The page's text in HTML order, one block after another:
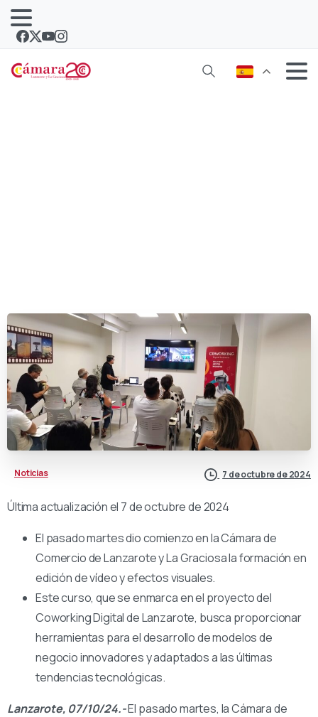
Noticias 7 de octubre de 2024
Última actualización el 7 de octubre de 2024
El pasado martes dio comienzo en la Cámara de
Comercio de Lanzarote y La Graciosa la formación en
edición de vídeo y efectos visuales.
Este curso, que se enmarca en el proyecto del
Coworking Digital de Lanzarote, busca proporcionar
herramientas para el desarrollo de modelos de
negocio innovadores y adaptados a las últimas
tendencias tecnológicas.
Lanzarote, 07/10/24.-El pasado martes, la Cámara de